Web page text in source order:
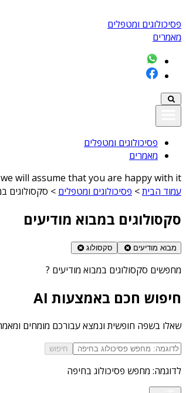
פסיכולוגים ומטפלים
מאמרים
פסיכולוגים ומטפלים
מאמרים
will assume that you are happy with it
עמוד הבית> פסיכולוגים ומטפלים > סקסולוגים
סקסולוגים במבוא מודיעים
מבוא מודיעים סקסולוג
מחפשים סקסולוגים במבוא מודיעים ?
חיפוש חכם באמצעות AI
שאלו בשפה חופשית ונמצא עבורכם מומחים
חיפוש
לדוגמה: מחפש פסיכולוג בחיפה